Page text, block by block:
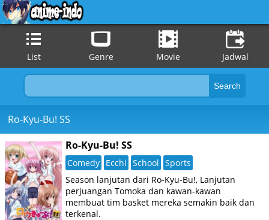
List Genre Movie Jadwal
Ro-Kyu-Bu! SS
Ro-Kyu-Bu! SS
Comedy Ecchi School Sports
Season lanjutan dari Ro-Kyu-Bu!, Lanjutan
perjuangan Tomoka dan kawan-kawan
membuat tim basket mereka semakin baik dan
terkenal.